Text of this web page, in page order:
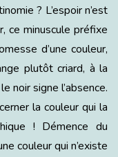
? L’espoir n’est
ce minuscule préfixe
d’une couleur,
plutôt criard, à la
noir signe l’absence.
la couleur qui la
! Démence du
couleur qui n’existe